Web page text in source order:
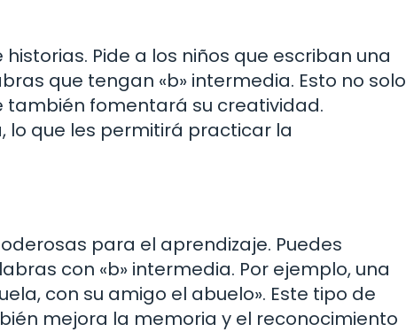
Pide a los niños que escriban una
que tengan «b» intermedia. Esto no solo
fomentará su creatividad.
lo que les permitirá practicar la
para el aprendizaje. Puedes
con «b» intermedia. Por ejemplo, una
con su amigo el abuelo». Este tipo de
mejora la memoria y el reconocimiento